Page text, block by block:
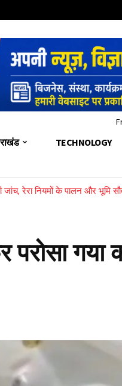
TECHNOLOGY
जांच, रेरा नियमों के पालन और भूमि
गदेरे के पार फंसी महिला को
गया